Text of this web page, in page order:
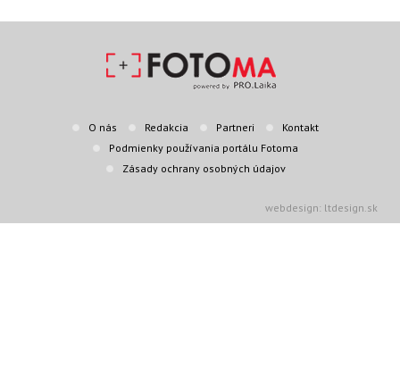
O nás Redakcia Partneri
Kontakt
Podmienky používania portálu Fotoma
Zásady ochrany osobných údajov
webdesign: ltdesign.sk